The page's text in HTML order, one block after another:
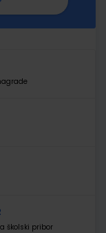
školski pribor